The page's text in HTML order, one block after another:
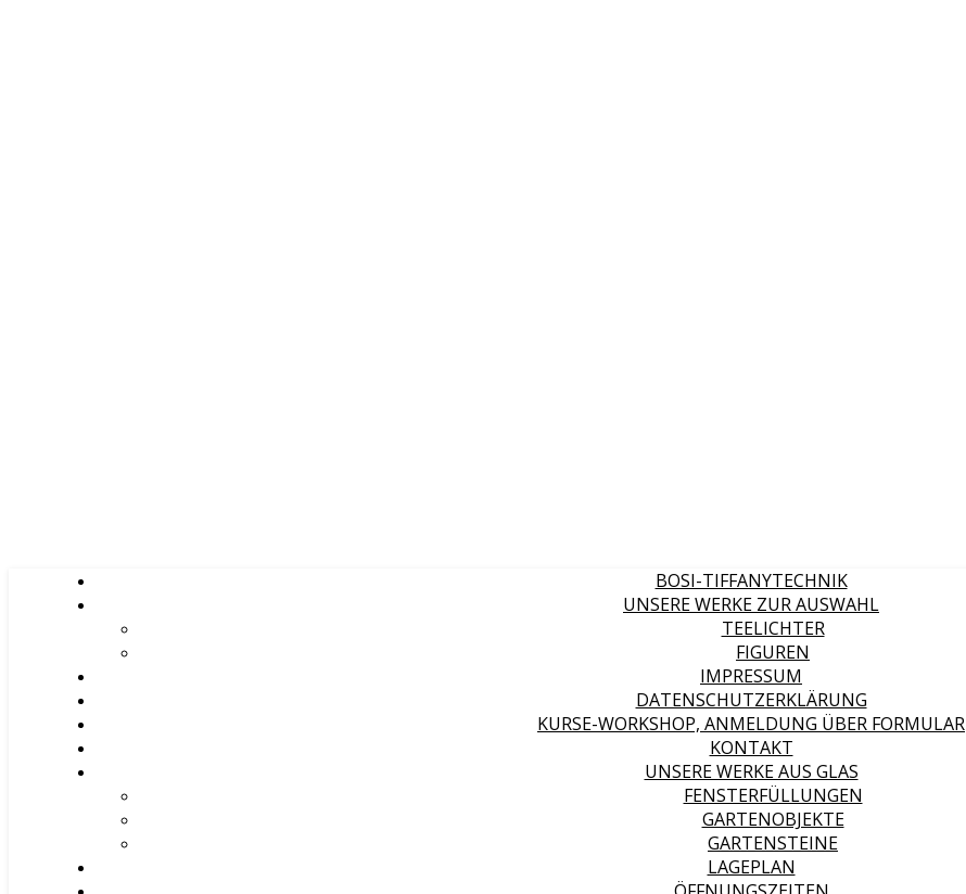
BOSI-TIFFANYTECHNIK
UNSERE WERKE ZUR AUSWAHL
TEELICHTER
FIGUREN
IMPRESSUM
DATENSCHUTZERKLÄRUNG
KURSE-WORKSHOP, ANMELDUNG ÜBER FORMULAR
KONTAKT
UNSERE WERKE AUS GLAS
FENSTERFÜLLUNGEN
GARTENOBJEKTE
GARTENSTEINE
LAGEPLAN